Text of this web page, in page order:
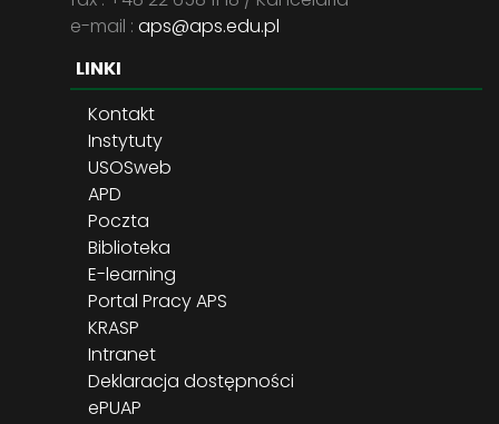
e-mail : aps@aps.edu.pl
LINKI
Kontakt
Instytuty
USOSweb
APD
Poczta
Biblioteka
E-learning
Portal Pracy APS
KRASP
Intranet
Deklaracja dostępności
ePUAP